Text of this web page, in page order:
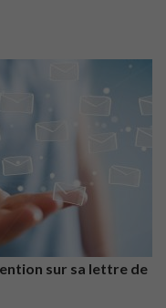
sur sa lettre de